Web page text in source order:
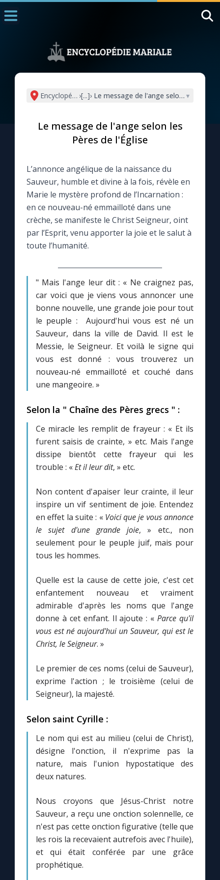
L'actualité de la semaine
La newsletter
La vidéo de la semaine
Le compte Tiktok
Le site internet
Questions-réponses
Prier au quotidien
Avec Thérèse de Lisieux
L'Évangile chaque jour
Les premiers samedis du mois
Marie qui défait les nœuds
Me consacrer à Jésus par Marie
Mes intentions de prière
Une Minute avec Marie
Une neuvaine
À la une
1000 Raisons de Croire
Chapelet pour le monde
Contact
Faire un don
Marie de Nazareth
Encyclopédie mariale
›[...]› Le message de l'ange selon les Pères
▾
Le message de l'ange selon les
Pères de l'Église
L’annonce angélique de la naissance du
Sauveur, humble et divine à la fois, révèle en
Marie le mystère profond de l’Incarnation :
en ce nouveau-né emmailloté dans une
crèche, se manifeste le Christ Seigneur, oint
par l’Esprit, venu apporter la joie et le salut à
toute l’humanité.
" Mais l'ange leur dit : « Ne craignez pas,
car voici que je viens vous annoncer une
bonne nouvelle, une grande joie pour tout
le peuple : Aujourd'hui vous est né un
Sauveur, dans la ville de David. Il est le
Messie, le Seigneur. Et voilà le signe qui
vous est donné : vous trouverez un
nouveau-né emmailloté et couché dans
une mangeoire. »
Selon la " Chaîne des Pères grecs " :
Ce miracle les remplit de frayeur : « Et ils
furent saisis de crainte, » etc. Mais l'ange
dissipe bientôt cette frayeur qui les
trouble : «Et il leur dit, » etc.
Non content d'apaiser leur crainte, il leur
inspire un vif sentiment de joie. Entendez
en effet la suite : « Voici que je vous annonce
le sujet d'une grande joie, » etc., non
seulement pour le peuple juif, mais pour
tous les hommes.
Quelle est la cause de cette joie, c'est cet
enfantement nouveau et vraiment
admirable d'après les noms que l'ange
donne à cet enfant. Il ajoute : «Parce qu'il
vous est né aujourd'hui un Sauveur, qui est le
Christ, le Seigneur. »
Le premier de ces noms (celui de Sauveur),
exprime l'action ; le troisième (celui de
Seigneur), la majesté.
Selon saint Cyrille :
Le nom qui est au milieu (celui de Christ),
désigne l'onction, il n'exprime pas la
nature, mais l'union hypostatique des
deux natures.
Nous croyons que Jésus-Christ notre
Sauveur, a reçu une onction solennelle, ce
n'est pas cette onction figurative (telle que
les rois la recevaient autrefois avec l'huile),
et qui était conférée par une grâce
prophétique.